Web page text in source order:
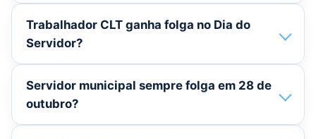
Trabalhador CLT ganha folga no Dia do
Servidor?
Servidor municipal sempre folga em 28 de
outubro?